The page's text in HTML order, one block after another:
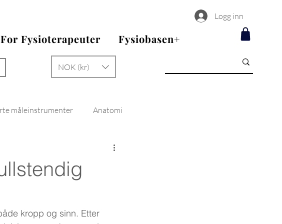
NOK (kr)
Logg inn
For Fysioterapeuter Fysiobasen+
måleinstrumenter Anatomi
kropp og sinn. Etter